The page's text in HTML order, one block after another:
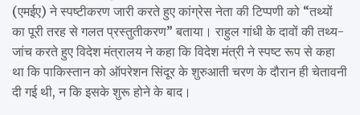
(एमईए) ने स्पष्टीकरण जारी करते हुए कांग्रेस नेता की टिप्पणी को “तथ्यों
का पूरी तरह से गलत प्रस्तुतीकरण” बताया। राहुल गांधी के दावों की तथ्य-
जांच करते हुए विदेश मंत्रालय ने कहा कि विदेश मंत्री ने स्पष्ट रूप से कहा
था कि पाकिस्तान को ऑपरेशन सिंदूर के शुरुआती चरण के दौरान ही चेतावनी
दी गई थी, न कि इसके शुरू होने के बाद।